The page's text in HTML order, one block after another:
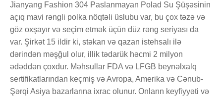
Jianyang Fashion 304 Paslanmayan Polad Su Şüşəsinin
açıq mavi rəngli polka nöqtəli üslubu var, bu çox təzə və
göz oxşayır və seçim etmək üçün düz rəng seriyası da
var. Şirkət 15 ildir ki, stəkan və qazan istehsalı ilə
dərindən məşğul olur, illik tədarük həcmi 2 milyon
ədəddən çoxdur. Məhsullar FDA və LFGB beynəlxalq
sertifikatlarından keçmiş və Avropa, Amerika və Cənub-
Şərqi Asiya bazarlarına ixrac olunur. Onların keyfiyyəti və